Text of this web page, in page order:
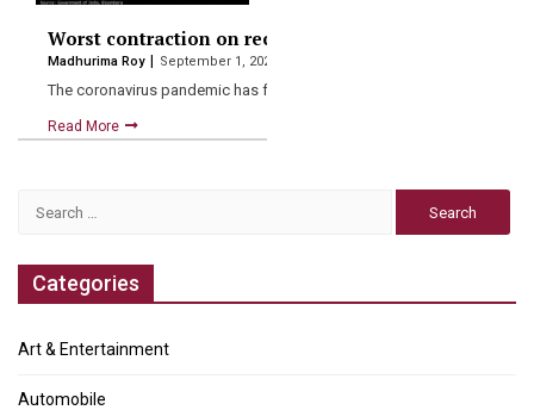
Worst contraction on record, India’s GDP falls by
Madhurima Roy September 1, 2020
The coronavirus pandemic has forced india into its fifth recession…
Read More
Categories
Art & Entertainment
Automobile